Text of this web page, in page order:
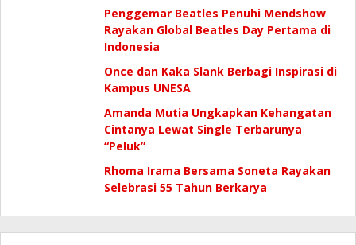
Penggemar Beatles Penuhi Mendshow
Rayakan Global Beatles Day Pertama di
Indonesia
Once dan Kaka Slank Berbagi Inspirasi di
Kampus UNESA
Amanda Mutia Ungkapkan Kehangatan
Cintanya Lewat Single Terbarunya
“Peluk”
Rhoma Irama Bersama Soneta Rayakan
Selebrasi 55 Tahun Berkarya